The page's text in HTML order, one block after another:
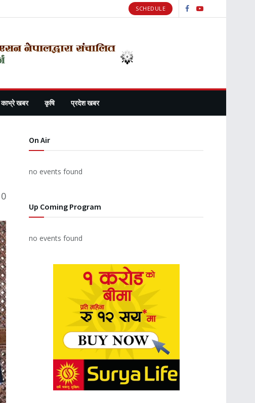
SCHEDULE
काभ्रे खबर कृषि प्रदेश खबर
0
On Air
no events found
Up Coming Program
no events found